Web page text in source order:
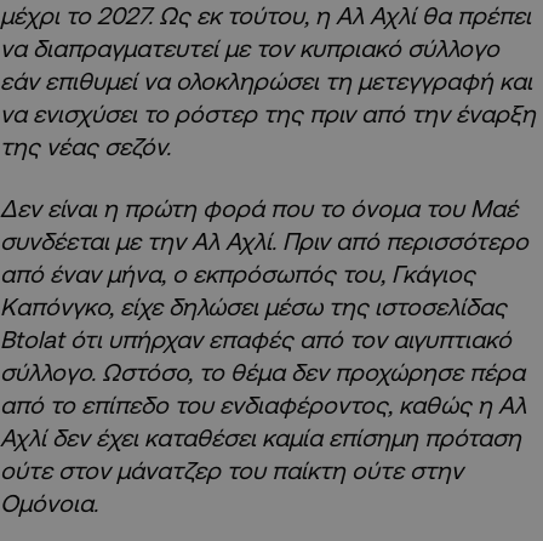
μέχρι το 2027. Ως εκ τούτου, η Αλ Αχλί θα πρέπει
να διαπραγματευτεί με τον κυπριακό σύλλογο
εάν επιθυμεί να ολοκληρώσει τη μετεγγραφή και
να ενισχύσει το ρόστερ της πριν από την έναρξη
της νέας σεζόν.
Δεν είναι η πρώτη φορά που το όνομα του Μαέ
συνδέεται με την Αλ Αχλί. Πριν από περισσότερο
από έναν μήνα, ο εκπρόσωπός του, Γκάγιος
Καπόνγκο, είχε δηλώσει μέσω της ιστοσελίδας
Btolat ότι υπήρχαν επαφές από τον αιγυπτιακό
σύλλογο. Ωστόσο, το θέμα δεν προχώρησε πέρα
από το επίπεδο του ενδιαφέροντος, καθώς η Αλ
Αχλί δεν έχει καταθέσει καμία επίσημη πρόταση
ούτε στον μάνατζερ του παίκτη ούτε στην
Ομόνοια.